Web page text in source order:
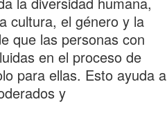
cultura, el género y la
que las personas con
en el proceso de
para ellas. Esto ayuda a
y